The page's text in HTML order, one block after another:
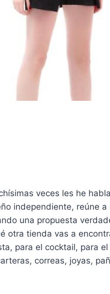
veces les he
independiente, reúne a
una propuesta
otra tienda vas a
para el cocktail, para el
correas, joyas,